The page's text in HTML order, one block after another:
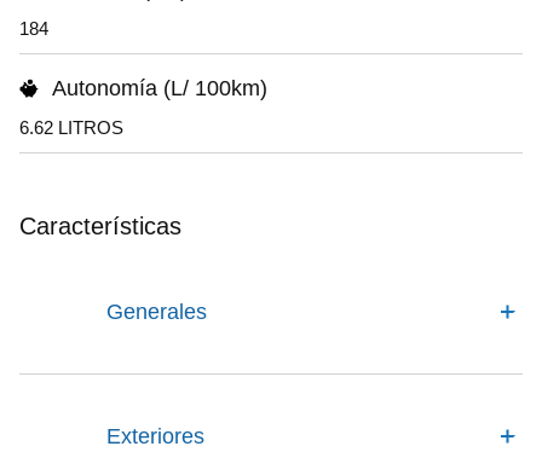
184
Autonomía (L/ 100km)
6.62 LITROS
Características
Generales
Exteriores